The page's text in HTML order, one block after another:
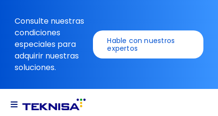
contenido
Consulte nuestras
condiciones
especiales para
adquirir nuestras
soluciones.
Hable con nuestros
expertos
Alternar